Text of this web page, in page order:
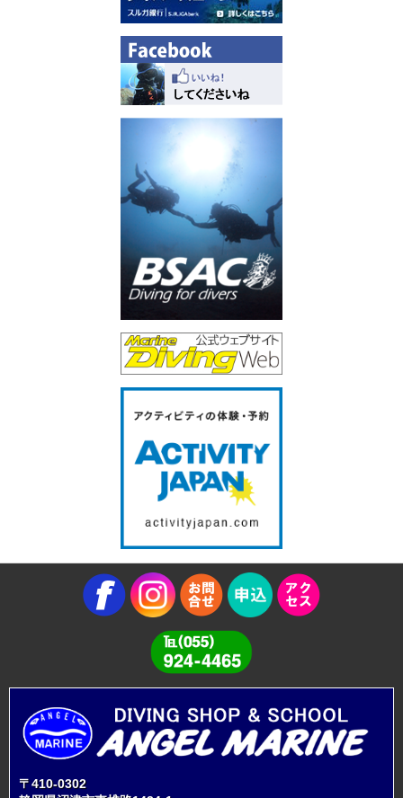
〒410-0302